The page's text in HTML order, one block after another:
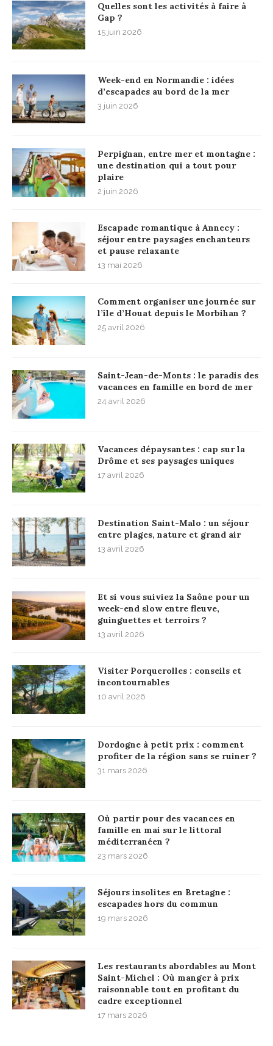
Quelles sont les activités à faire à
Gap ?
15 juin 2026
Week-end en Normandie : idées
d’escapades au bord de la mer
3 juin 2026
Perpignan, entre mer et montagne :
une destination qui a tout pour
plaire
2 juin 2026
Escapade romantique à Annecy :
séjour entre paysages enchanteurs
et pause relaxante
13 mai 2026
Comment organiser une journée sur
l’île d’Houat depuis le Morbihan ?
25 avril 2026
Saint-Jean-de-Monts : le paradis des
vacances en famille en bord de mer
24 avril 2026
Vacances dépaysantes : cap sur la
Drôme et ses paysages uniques
17 avril 2026
Destination Saint-Malo : un séjour
entre plages, nature et grand air
13 avril 2026
Et si vous suiviez la Saône pour un
week-end slow entre fleuve,
guinguettes et terroirs ?
13 avril 2026
Visiter Porquerolles : conseils et
incontournables
10 avril 2026
Dordogne à petit prix : comment
profiter de la région sans se ruiner ?
31 mars 2026
Où partir pour des vacances en
famille en mai sur le littoral
méditerranéen ?
23 mars 2026
Séjours insolites en Bretagne :
escapades hors du commun
19 mars 2026
Les restaurants abordables au Mont
Saint-Michel : Où manger à prix
raisonnable tout en profitant du
cadre exceptionnel
17 mars 2026